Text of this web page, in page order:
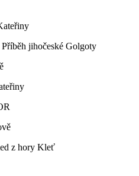
jihočeské Golgoty
z hory Kleť